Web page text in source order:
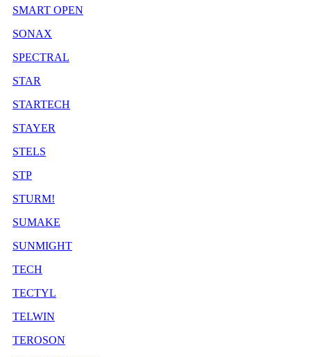
SMART OPEN
SONAX
SPECTRAL
STAR
STARTECH
STAYER
STELS
STP
STURM!
SUMAKE
SUNMIGHT
TECH
TECTYL
TELWIN
TEROSON